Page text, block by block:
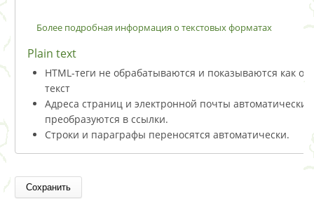
Более подробная информация о текстовых форматах
Plain text
HTML-теги не обрабатываются и показываются как
текст
Адреса страниц и электронной почты автоматически
преобразуются в ссылки.
Строки и параграфы переносятся автоматически.